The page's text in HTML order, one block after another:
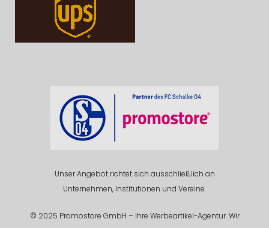
Unser Angebot richtet sich ausschließlich an
Unternehmen, Institutionen und Vereine.
© 2025 Promostore GmbH – Ihre Werbeartikel-Agentur. Wir